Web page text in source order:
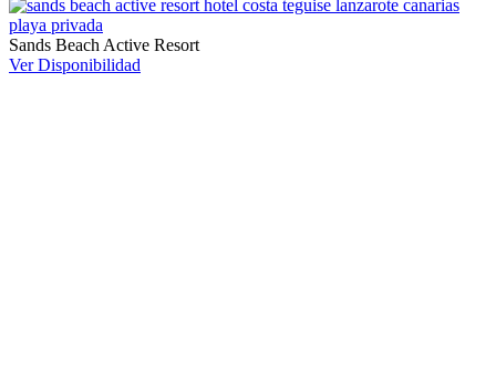
Sands Beach Active Resort
Ver Disponibilidad